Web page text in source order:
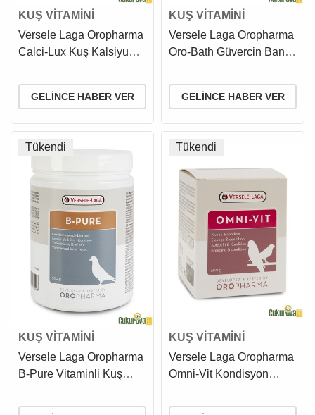
KUŞ VİTAMİNİ
Versele Laga Oropharma
Calci-Lux Kuş Kalsiyum
GELINCE HABER VER
KUŞ VİTAMİNİ
Versele Laga Oropharma
Oro-Bath Güvercin Banyo
GELINCE HABER VER
Tükendi
KUŞ VİTAMİNİ
Versele Laga Oropharma
B-Pure Vitaminli Kuş
Tükendi
KUŞ VİTAMİNİ
Versele Laga Oropharma
Omni-Vit Kondisyon
200 Gr